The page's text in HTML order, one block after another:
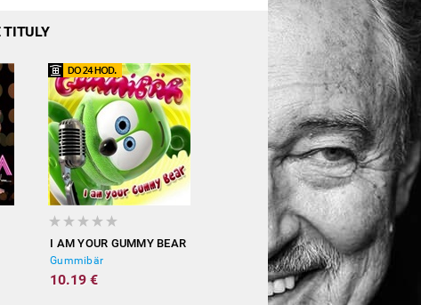
TITULY
I AM YOUR GUMMY BEAR
Gummibär
10.19 €